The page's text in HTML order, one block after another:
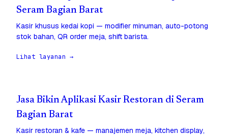
Seram Bagian Barat
Kasir khusus kedai kopi — modifier minuman, auto-potong
stok bahan, QR order meja, shift barista.
Lihat layanan →
Jasa Bikin Aplikasi Kasir Restoran di Seram
Bagian Barat
Kasir restoran & kafe — manajemen meja, kitchen display,